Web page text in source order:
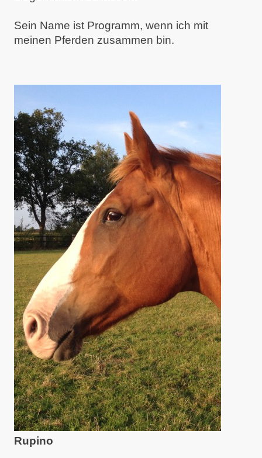
Sein Name ist Programm, wenn ich mit
meinen Pferden zusammen bin.
Rupino